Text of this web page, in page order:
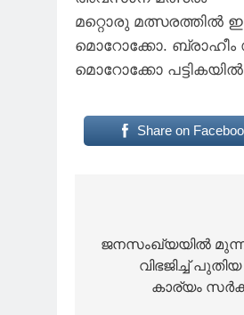
മറ്റൊരു മത്സരത്തിൽ
മൊറോക്കോ. ബ്രാഹീം
മൊറോക്കോ
Share on
navigation
ജനസംഖ്യയിൽ
വിഭജിച്ച്
കാര്യം